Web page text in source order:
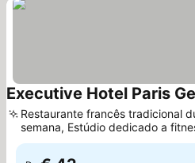
Executive Hotel Paris
Restaurante francês tradicional
semana, Estúdio dedicado a
estar